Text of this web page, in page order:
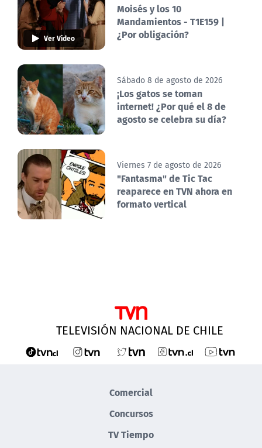
Ver Video
Moisés y los 10
Mandamientos - T1E159 |
¿Por obligación?
Sábado 8 de agosto de 2026
¡Los gatos se toman
internet! ¿Por qué el 8 de
agosto se celebra su día?
Viernes 7 de agosto de 2026
"Fantasma" de Tic Tac
reaparece en TVN ahora en
formato vertical
TELEVISIÓN NACIONAL DE CHILE
Comercial
Concursos
TV Tiempo